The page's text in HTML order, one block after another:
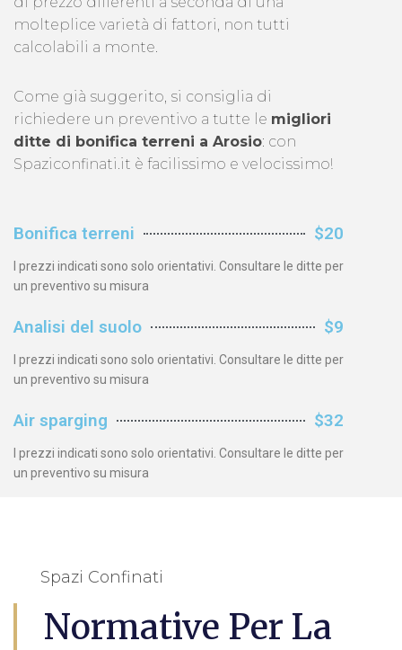
molteplice varietà di fattori, non tutti
calcolabili a monte.
Come già suggerito, si consiglia di
richiedere un preventivo a tutte le migliori
ditte di bonifica terreni a Arosio: con
Spaziconfinati.it è facilissimo e velocissimo!
Bonifica terreni $20
I prezzi indicati sono solo orientativi. Consultare le ditte per
un preventivo su misura
Analisi del suolo $9
I prezzi indicati sono solo orientativi. Consultare le ditte per
un preventivo su misura
Air sparging $32
I prezzi indicati sono solo orientativi. Consultare le ditte per
un preventivo su misura
Spazi Confinati
Normative Per La